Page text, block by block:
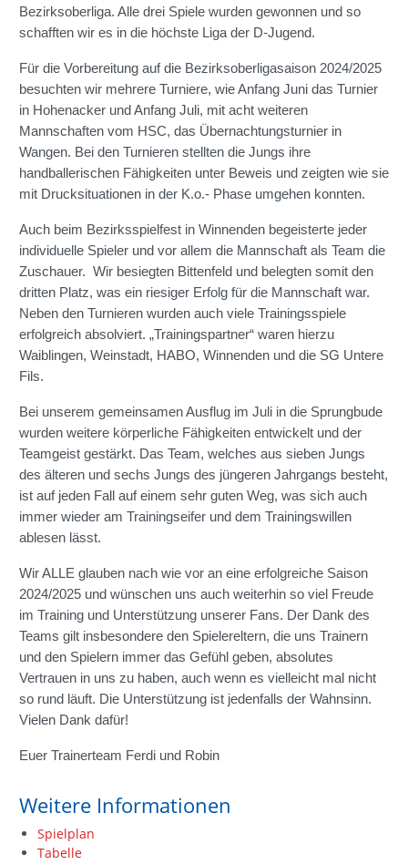
Bezirksoberliga. Alle drei Spiele wurden gewonnen und so
schafften wir es in die höchste Liga der D-Jugend.
Für die Vorbereitung auf die Bezirksoberligasaison 2024/2025
besuchten wir mehrere Turniere, wie Anfang Juni das Turnier
in Hohenacker und Anfang Juli, mit acht weiteren
Mannschaften vom HSC, das Übernachtungsturnier in
Wangen. Bei den Turnieren stellten die Jungs ihre
handballerischen Fähigkeiten unter Beweis und zeigten wie sie
mit Drucksituationen in der K.o.- Phase umgehen konnten.
Auch beim Bezirksspielfest in Winnenden begeisterte jeder
individuelle Spieler und vor allem die Mannschaft als Team die
Zuschauer. Wir besiegten Bittenfeld und belegten somit den
dritten Platz, was ein riesiger Erfolg für die Mannschaft war.
Neben den Turnieren wurden auch viele Trainingsspiele
erfolgreich absolviert. „Trainingspartner“ waren hierzu
Waiblingen, Weinstadt, HABO, Winnenden und die SG Untere
Fils.
Bei unserem gemeinsamen Ausflug im Juli in die Sprungbude
wurden weitere körperliche Fähigkeiten entwickelt und der
Teamgeist gestärkt. Das Team, welches aus sieben Jungs
des älteren und sechs Jungs des jüngeren Jahrgangs besteht,
ist auf jeden Fall auf einem sehr guten Weg, was sich auch
immer wieder am Trainingseifer und dem Trainingswillen
ablesen lässt.
Wir ALLE glauben nach wie vor an eine erfolgreiche Saison
2024/2025 und wünschen uns auch weiterhin so viel Freude
im Training und Unterstützung unserer Fans. Der Dank des
Teams gilt insbesondere den Spielereltern, die uns Trainern
und den Spielern immer das Gefühl geben, absolutes
Vertrauen in uns zu haben, auch wenn es vielleicht mal nicht
so rund läuft. Die Unterstützung ist jedenfalls der Wahnsinn.
Vielen Dank dafür!
Euer Trainerteam Ferdi und Robin
Weitere Informationen
Spielplan
Tabelle